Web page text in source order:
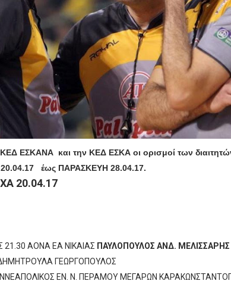
ΣΤΟ ΕΛΛΗΝΙΚΟ ΜΠΑΣΚΕΤ : 39Η ΕΠΕΤΕΙΟΣ ΑΠΟ ΤΟ
για τον 29ο τελικό κυπέλλου ανδρών ΕΣΚΑΝΑ
πρόκριση για τον Πανελευσινιακό στον τελικό
play offs : "Σκληρό" καρύδι η Φιλία Περάματος έφερε
εφήβων Β φάση Στο f4 ΑΕ Ρέντη, Πέρα , Ερμής Αργυρ.
ΚΕΔ ΕΣΚΑΝΑ και την ΚΕΔ ΕΣΚΑ οι ορισμοί των
έως ΠΑΡΑΣΚΕΥΗ 28.04.17.
20.04.17
ΑΟΝΑ ΕΑ ΝΙΚΑΙΑΣ ΠΑΥΛΟΠΟΥΛΟΣ ΑΝΔ. ΜΕΛΙΣΣΑΡΗΣ
ΓΕΩΡΓΟΠΟΥΛΟΣ
ΕΝ. Ν. ΠΕΡΑΜΟΥ ΜΕΓΑΡΩΝ